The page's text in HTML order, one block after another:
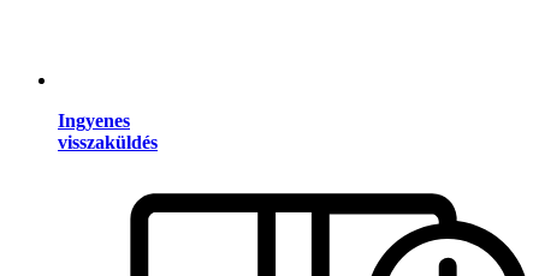
Ingyenes
visszaküldés